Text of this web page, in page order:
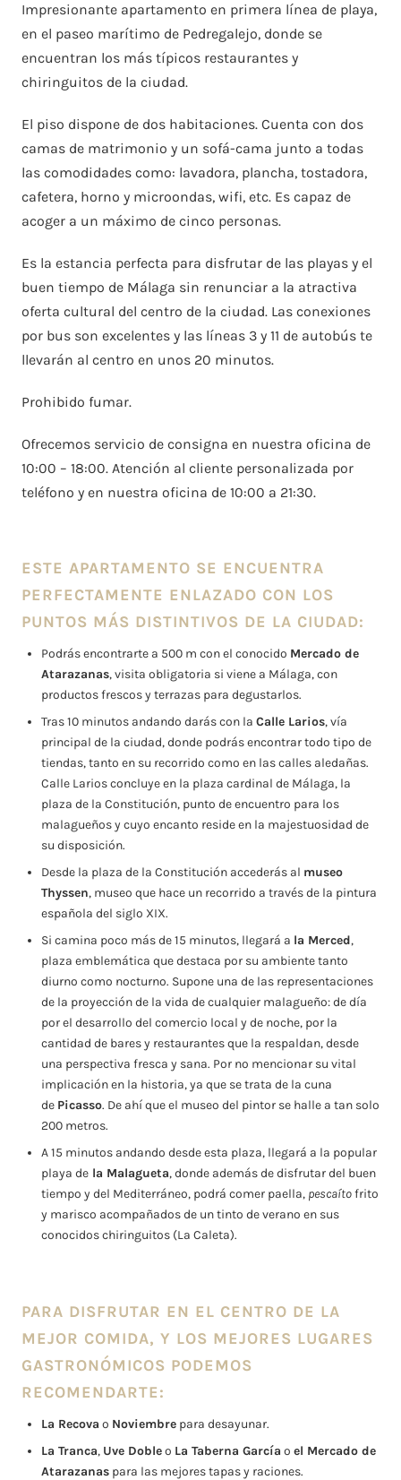
Impresionante apartamento en primera línea de playa,
en el paseo marítimo de Pedregalejo, donde se
encuentran los más típicos restaurantes y
chiringuitos de la ciudad.
El piso dispone de dos habitaciones. Cuenta con dos
camas de matrimonio y un sofá-cama junto a todas
las comodidades como: lavadora, plancha, tostadora,
cafetera, horno y microondas, wifi, etc. Es capaz de
acoger a un máximo de cinco personas.
Es la estancia perfecta para disfrutar de las playas y el
buen tiempo de Málaga sin renunciar a la atractiva
oferta cultural del centro de la ciudad. Las conexiones
por bus son excelentes y las líneas 3 y 11 de autobús te
llevarán al centro en unos 20 minutos.
Prohibido fumar.
Ofrecemos servicio de consigna en nuestra oficina de
10:00 – 18:00. Atención al cliente personalizada por
teléfono y en nuestra oficina de 10:00 a 21:30.
ESTE APARTAMENTO SE ENCUENTRA
PERFECTAMENTE ENLAZADO CON LOS
PUNTOS MÁS DISTINTIVOS DE LA CIUDAD:
Podrás encontrarte a 500 m con el conocido Mercado de
Atarazanas, visita obligatoria si viene a Málaga, con
productos frescos y terrazas para degustarlos.
Tras 10 minutos andando darás con la Calle Larios, vía
principal de la ciudad, donde podrás encontrar todo tipo de
tiendas, tanto en su recorrido como en las calles aledañas.
Calle Larios concluye en la plaza cardinal de Málaga, la
plaza de la Constitución, punto de encuentro para los
malagueños y cuyo encanto reside en la majestuosidad de
su disposición.
Desde la plaza de la Constitución accederás al museo
Thyssen, museo que hace un recorrido a través de la pintura
española del siglo XIX.
Si camina poco más de 15 minutos, llegará a la Merced,
plaza emblemática que destaca por su ambiente tanto
diurno como nocturno. Supone una de las representaciones
de la proyección de la vida de cualquier malagueño: de día
por el desarrollo del comercio local y de noche, por la
cantidad de bares y restaurantes que la respaldan, desde
una perspectiva fresca y sana. Por no mencionar su vital
implicación en la historia, ya que se trata de la cuna
de Picasso. De ahí que el museo del pintor se halle a tan solo
200 metros.
A 15 minutos andando desde esta plaza, llegará a la popular
playa de la Malagueta, donde además de disfrutar del buen
tiempo y del Mediterráneo, podrá comer paella, pescaítofrito
y marisco acompañados de un tinto de verano en sus
conocidos chiringuitos (La Caleta).
PARA DISFRUTAR EN EL CENTRO DE LA
MEJOR COMIDA, Y LOS MEJORES LUGARES
GASTRONÓMICOS PODEMOS
RECOMENDARTE:
La Recova o Noviembre para desayunar.
La Tranca, Uve Dobleo La Taberna García o el Mercado de
Atarazanas para las mejores tapas y raciones.